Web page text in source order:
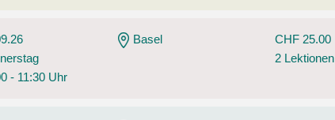
- 11:30 Uhr
Basel
CHF 25.00
2 Lektionen